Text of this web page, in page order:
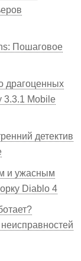
Пошаговое
драгоценных
3.3.1 Mobile
детектив
и ужасным
Diablo 4